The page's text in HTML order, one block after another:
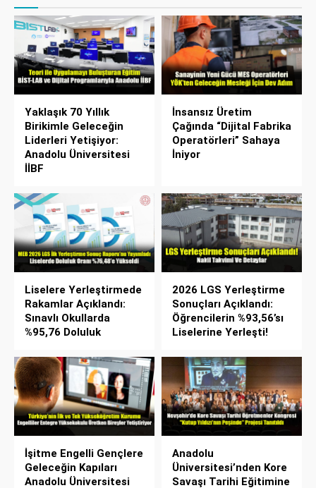
Yaklaşık 70 Yıllık
Birikimle Geleceğin
Liderleri Yetişiyor:
Anadolu Üniversitesi
İİBF
İnsansız Üretim
Çağında “Dijital Fabrika
Operatörleri” Sahaya
İniyor
Liselere Yerleştirmede
Rakamlar Açıklandı:
Sınavlı Okullarda
%95,76 Doluluk
2026 LGS Yerleştirme
Sonuçları Açıklandı:
Öğrencilerin %93,56’sı
Liselerine Yerleşti!
İşitme Engelli Gençlere
Geleceğin Kapıları
Anadolu Üniversitesi
Anadolu
Üniversitesi’nden Kore
Savaşı Tarihi Eğitimine